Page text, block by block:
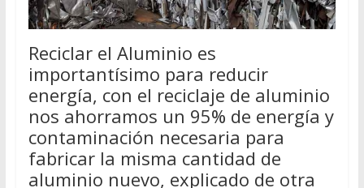
Reciclar el Aluminio es
importantísimo para reducir
energía, con el reciclaje de aluminio
nos ahorramos un 95% de energía y
contaminación necesaria para
fabricar la misma cantidad de
aluminio nuevo, explicado de otra